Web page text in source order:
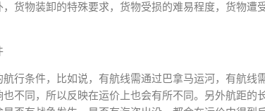
货物装卸的特殊要求，货物受损的难易程度，货物遭
行条件，比如说，有航线需通过巴拿马运河，有航线
不同，所以反映在运价上也会有所不同。另外航距的